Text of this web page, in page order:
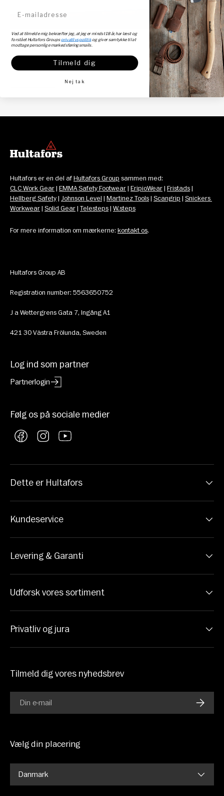
Valg af værktøjstaske
Hultafors er en del af Hultafors Group sammen med:
CLC Work Gear | EMMA Safety Footwear | EripioWear | Fristads
Hellberg Safety | Johnson Level | Martinez Tools | Scangrip | Snickers
Workwear | Solid Gear | Telesteps | W.steps
For mere information om mærkerne: kontakt os.
Hultafors Group AB
Registration number: 5563650752
J a Wettergrens Gata 7, Ingång A1
421 30 Västra Frölunda, Sweden
Log ind som partner
Partnerlogin
Følg os på sociale medier
FacebookInstagramYouTube
Dette er Hultafors
Kundeservice
Levering & Garanti
Udforsk vores sortiment
Privatliv og jura
Tilmeld dig vores nyhedsbrev
E-mail
Vælg din placering
Danmark
E-mailadresse
Ved at tilmelde mig bekræfter jeg, at jeg er mindst 18 år, har læst og
forstået Hultafors Groupsprivatlivspolitikog giver samtykke til at
modtage personlige markedsføringsmails.
Tilmeld dig
Nej tak